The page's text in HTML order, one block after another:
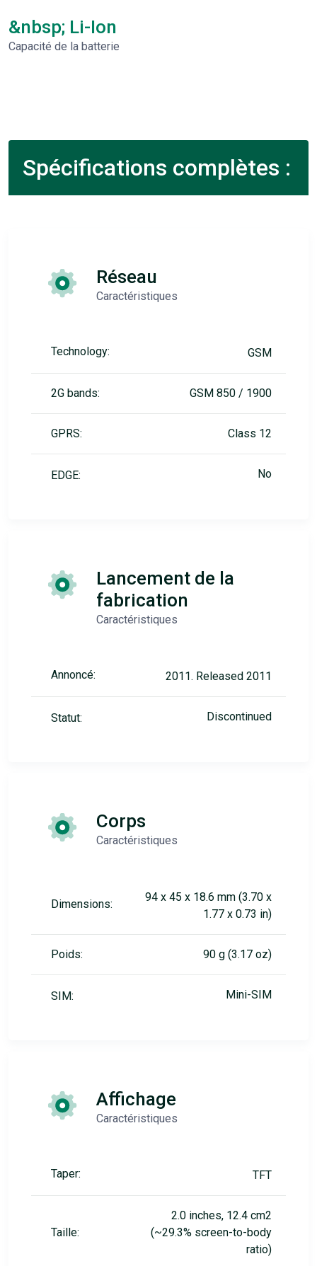
&nbsp; Li-Ion
Capacité de la batterie
Spécifications complètes :
Réseau
Caractéristiques
Technology: GSM
2G bands: GSM 850 / 1900
GPRS: Class 12
EDGE: No
Lancement de la
fabrication
Caractéristiques
Annoncé: 2011. Released 2011
Statut: Discontinued
Corps
Caractéristiques
Dimensions:
94 x 45 x 18.6 mm (3.70 x
1.77 x 0.73 in)
Poids: 90 g (3.17 oz)
SIM: Mini-SIM
Affichage
Caractéristiques
Taper: TFT
Taille:
2.0 inches, 12.4 cm2
(~29.3% screen-to-body
ratio)